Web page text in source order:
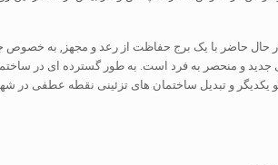
حال حاضر با یک برج حفاظت از رعد و مجهز, به
و منحصر به فرد است. به طور گسترده ای در
و تبدیل ساختمان های تزئینی نقطه عطفی در